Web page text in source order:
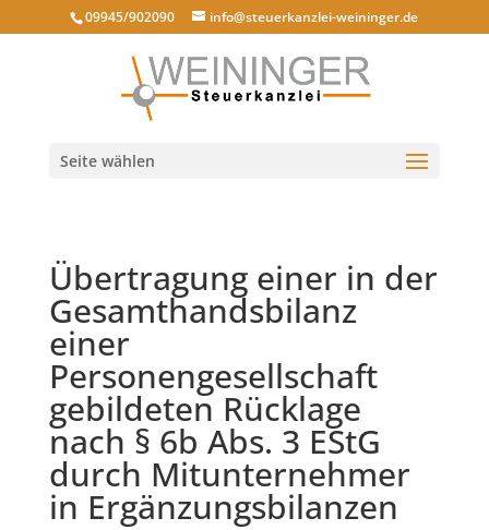
09945/902090 info@steuerkanzlei-weininger.de
Seite wählen
Übertragung einer in der
Gesamthandsbilanz
einer
Personengesellschaft
gebildeten Rücklage
nach § 6b Abs. 3 EStG
durch Mitunternehmer
in Ergänzungsbilanzen